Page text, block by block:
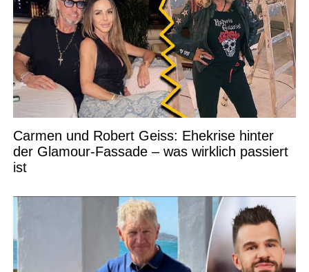
Carmen und Robert Geiss: Ehekrise hinter
der Glamour-Fassade – was wirklich passiert
ist